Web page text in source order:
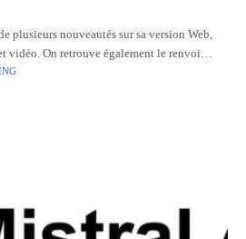
plusieurs nouveautés sur sa version Web,
vidéo. On retrouve également le renvoi
QuickHD et la